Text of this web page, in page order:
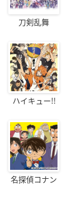
刀剣乱舞
ハイキュー!!
名探偵コナン